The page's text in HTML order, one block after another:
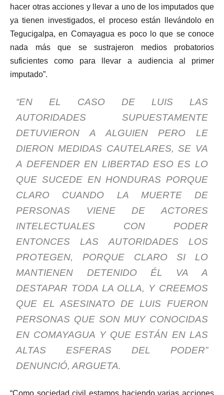
hacer otras acciones y llevar a uno de los imputados que
ya tienen investigados, el proceso están llevándolo en
Tegucigalpa, en Comayagua es poco lo que se conoce
nada más que se sustrajeron medios probatorios
suficientes como para llevar a audiencia al primer
imputado”.
“EN EL CASO DE LUIS LAS
AUTORIDADES SUPUESTAMENTE
DETUVIERON A ALGUIEN PERO LE
DIERON MEDIDAS CAUTELARES, SE VA
A DEFENDER EN LIBERTAD ESO ES LO
QUE SUCEDE EN HONDURAS PORQUE
CLARO CUANDO LA MUERTE DE
PERSONAS VIENE DE ACTORES
INTELECTUALES CON PODER
ENTONCES LAS AUTORIDADES LOS
PROTEGEN, PORQUE CLARO SI LO
MANTIENEN DETENIDO ÉL VA A
DESTAPAR TODA LA OLLA, Y CREEMOS
QUE EL ASESINATO DE LUIS FUERON
PERSONAS QUE SON MUY CONOCIDAS
EN COMAYAGUA Y QUE ESTÁN EN LAS
ALTAS ESFERAS DEL PODER”
DENUNCIÓ, ARGUETA.
“Como sociedad civil estamos haciendo varias acciones